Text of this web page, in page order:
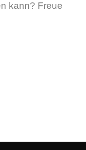
kann? Freue